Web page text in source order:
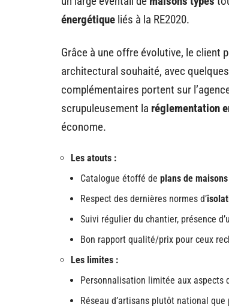
énergétique liés à la RE2020.
Grâce à une offre évolutive, le client
architectural souhaité, avec
complémentaires portent sur
scrupuleusement la réglementation
économe.
Les atouts :
Catalogue étoffé de plans de maisons
Respect des dernières normes d’
Suivi régulier du chantier, présence
Bon rapport qualité/prix pour ceux
Les limites :
Personnalisation limitée aux aspects
Réseau d’artisans plutôt national